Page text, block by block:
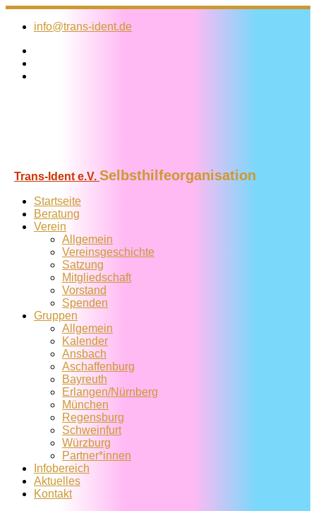
Zum
Inhalt
info@trans-ident.de
Trans-Ident e.V. Selbsthilfeorganisation
Startseite
Beratung
Verein
Allgemein
Vereins­geschichte
Satzung
Mitglied­schaft
Vorstand
Spenden
Gruppen
Allgemein
Kalender
Ansbach
Aschaffenburg
Bayreuth
Erlangen/Nürnberg
München
Regensburg
Schweinfurt
Würzburg
Partner*innen
Infobereich
Aktuelles
Kontakt